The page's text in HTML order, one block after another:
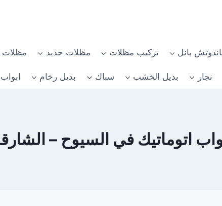
بانل تركيب مظلات مظلات حديد مظلات
نجار بديل الخشب سباك بديل رخام
في السيوح – الشارقة